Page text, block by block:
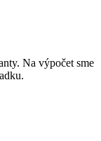
Na výpočet sme